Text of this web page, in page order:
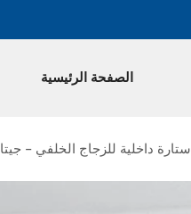
الصفحة الرئيسية
ستارة داخلية للزجاج الخلفي - جيتا